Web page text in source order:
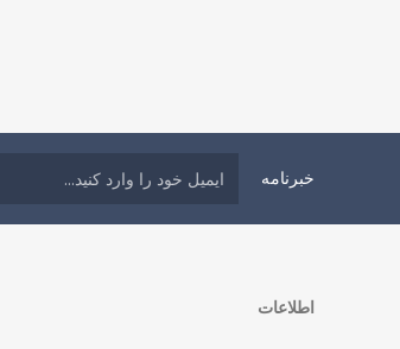
خبرنامه
اطلاعات